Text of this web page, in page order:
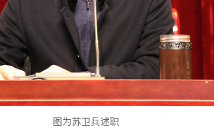
图为苏卫兵述职